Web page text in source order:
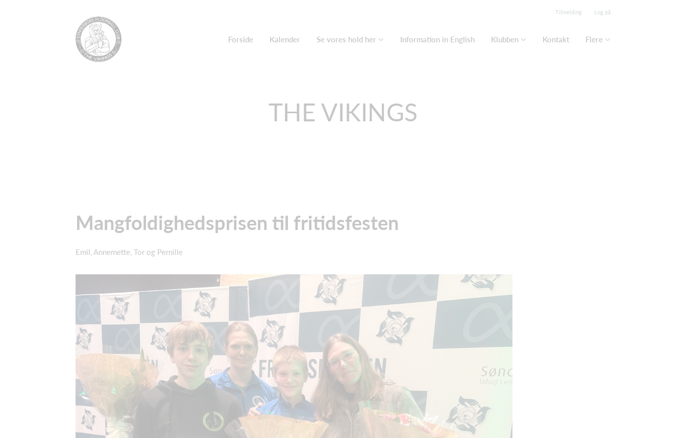
Tilmelding Log på
Forside Kalender Se vores hold her Information in English Klubben Kontakt Flere
THE VIKINGS
Mangfoldighedsprisen til fritidsfesten
Emil, Annemette, Tor og Pernille